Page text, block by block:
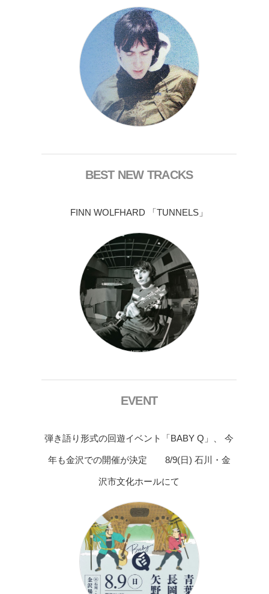
BEST NEW TRACKS
FINN WOLFHARD 「TUNNELS」
EVENT
弾き語り形式の回遊イベント「BABY Q」、 今
年も金沢での開催が決定 8/9(日) 石川・金
沢市文化ホールにて